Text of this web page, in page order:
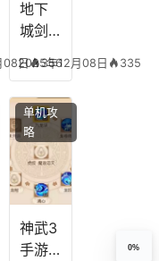
版哪
个组
合平
08日 356
地下
城剑
能加
点
图，
地下
城剑
神用
什么
装备
2025年12月08日 335
神武3
手游
单机攻
略
0%